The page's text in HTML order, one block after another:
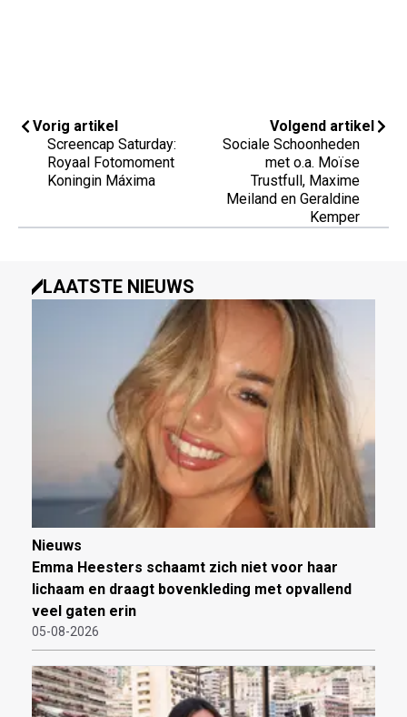
Vorig artikel
Screencap Saturday:
Royaal Fotomoment
Koningin Máxima
Volgend artikel
Sociale Schoonheden
met o.a. Moïse
Trustfull, Maxime
Meiland en Geraldine
Kemper
LAATSTE NIEUWS
Nieuws
Emma Heesters schaamt zich niet voor haar
lichaam en draagt bovenkleding met opvallend
veel gaten erin
05-08-2026